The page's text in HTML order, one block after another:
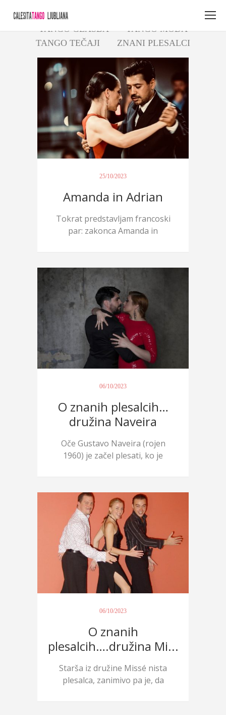
BUENOS AIRES
ŠPANŠČINA
TANGO GLASBA
TANGO MODA
TANGO TEČAJI
ZNANI PLESALCI
25/10/2023
Amanda in Adrian
Tokrat predstavljam francoski
par: zakonca Amanda in
06/10/2023
O znanih plesalcih…
družina Naveira
Oče Gustavo Naveira (rojen
1960) je začel plesati, ko je
06/10/2023
O znanih
plesalcih….družina Mi...
Starša iz družine Missé nista
plesalca, zanimivo pa je, da